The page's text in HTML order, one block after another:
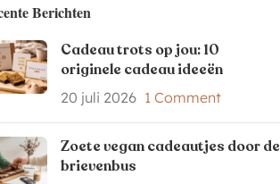
Berichten
Cadeau trots op jou: 10
originele cadeau ideeën
20 juli 2026 1 Comment
Zoete vegan cadeautjes door de
brievenbus